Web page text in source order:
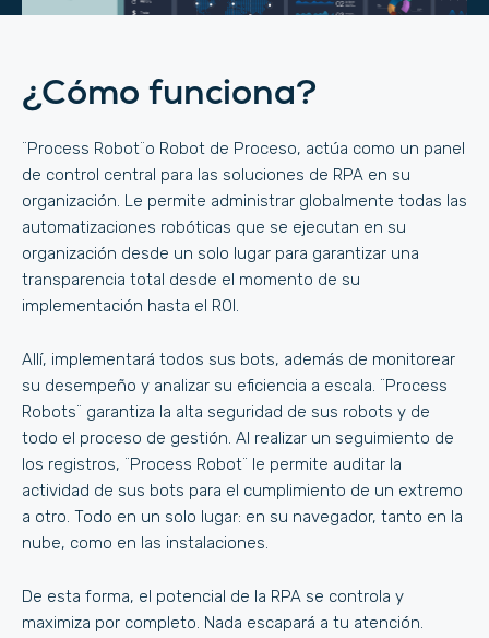
¿Cómo funciona?
¨Process Robot¨o Robot de Proceso, actúa como un panel
de control central para las soluciones de RPA en su
organización. Le permite administrar globalmente todas las
automatizaciones robóticas que se ejecutan en su
organización desde un solo lugar para garantizar una
transparencia total desde el momento de su
implementación hasta el ROI.
Allí, implementará todos sus bots, además de monitorear
su desempeño y analizar su eficiencia a escala. ¨Process
Robots¨ garantiza la alta seguridad de sus robots y de
todo el proceso de gestión. Al realizar un seguimiento de
los registros, ¨Process Robot¨ le permite auditar la
actividad de sus bots para el cumplimiento de un extremo
a otro. Todo en un solo lugar: en su navegador, tanto en la
nube, como en las instalaciones.
De esta forma, el potencial de la RPA se controla y
maximiza por completo. Nada escapará a tu atención.